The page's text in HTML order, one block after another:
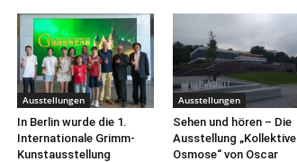
Ausstellungen
In Berlin wurde die 1.
Internationale Grimm-
Kunstausstellung
Ausstellungen
Sehen und hören – Die
Ausstellung „Kollektive
Osmose“ von Oscar